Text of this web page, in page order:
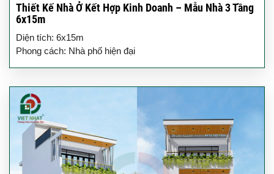
Thiết Kế Nhà Ở Kết Hợp Kinh Doanh – Mẫu Nhà 3 Tầng
6x15m
Diện tích: 6x15m
Phong cách: Nhà phố hiện đại